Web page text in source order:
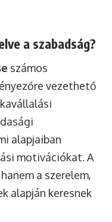
a szabadság?
számos
vezethető
alapjaiban
motivációkat. A
a szerelem,
alapján keresnek